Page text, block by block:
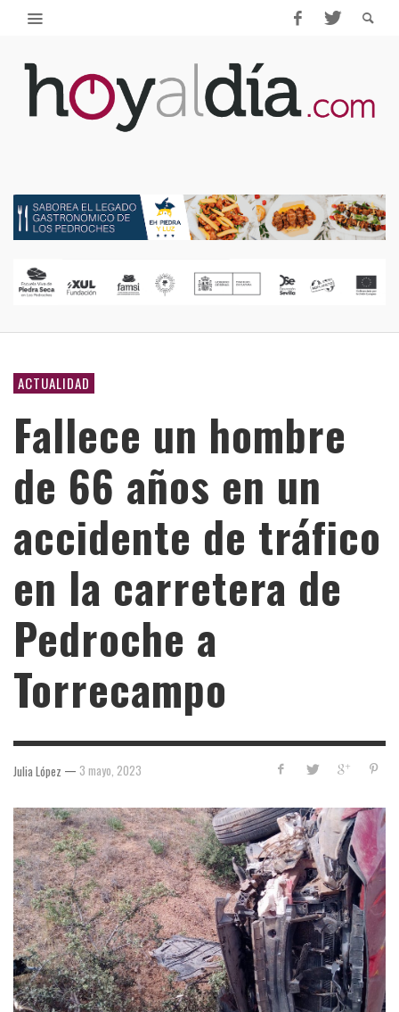
ACTUALIDAD
Fallece un hombre
de 66 años en un
accidente de tráfico
en la carretera de
Pedroche a
Torrecampo
Julia López — 3 mayo, 2023